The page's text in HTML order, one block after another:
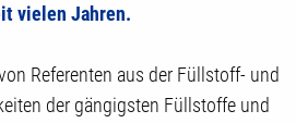
vielen Jahren.
Referenten aus der Füllstoff- und
der gängigsten Füllstoffe und